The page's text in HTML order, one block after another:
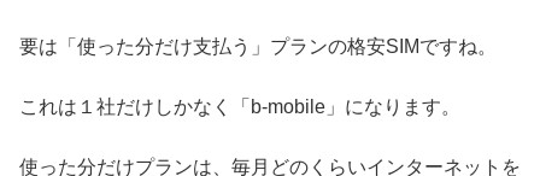
要は「使った分だけ支払う」プランの格安SIMですね。
これは１社だけしかなく「b-mobile」になります。
使った分だけプランは、毎月どのくらいインターネットを